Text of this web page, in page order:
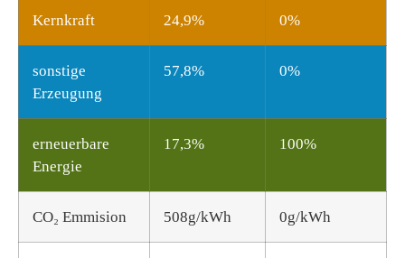
Kernkraft 24,9% 0%
sonstige
Erzeugung
57,8% 0%
erneuerbare
Energie
17,3% 100%
CO₂ Emmision 508g/kWh 0g/kWh